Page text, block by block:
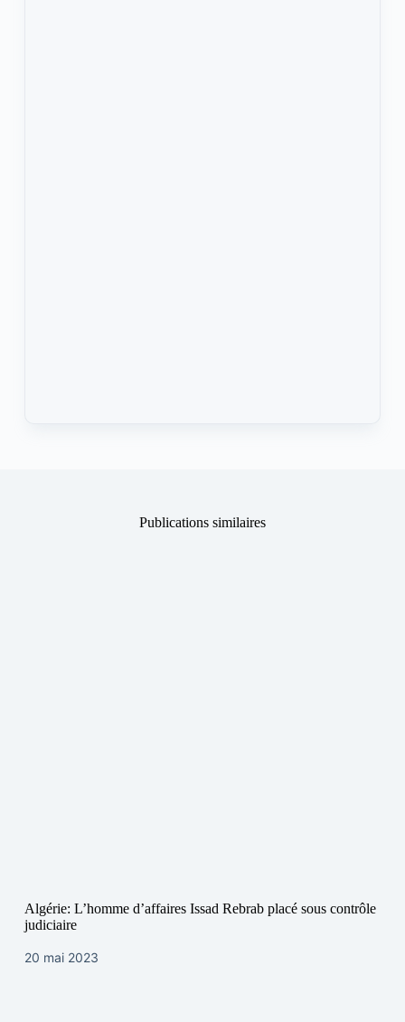
Publications similaires
Algérie: L’homme d’affaires Issad Rebrab placé sous contrôle
judiciaire
20 mai 2023